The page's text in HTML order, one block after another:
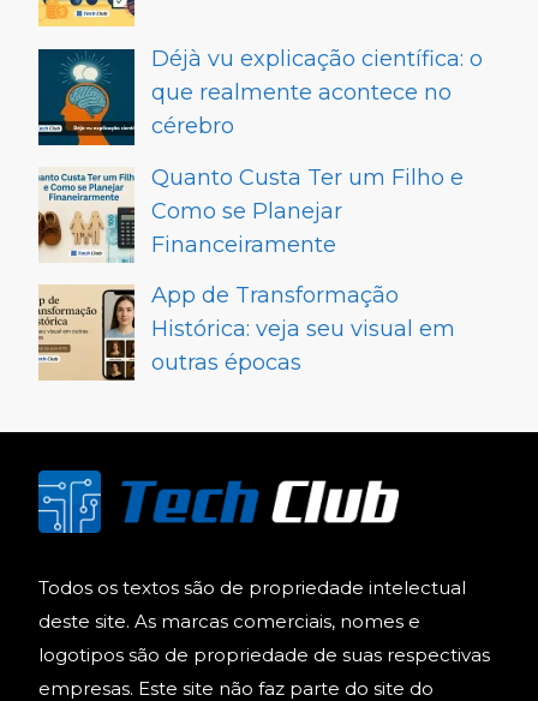
Déjà vu explicação científica: o
que realmente acontece no
cérebro
Quanto Custa Ter um Filho e
Como se Planejar
Financeiramente
App de Transformação
Histórica: veja seu visual em
outras épocas
Todos os textos são de propriedade intelectual
deste site. As marcas comerciais, nomes e
logotipos são de propriedade de suas respectivas
empresas. Este site não faz parte do site do